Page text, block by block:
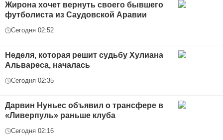
Жирона хочет вернуть своего бывшего
футболиста из Саудовской Аравии
Сегодня 02:52
Неделя, которая решит судьбу Хулиана
Альвареса, началась
Сегодня 02:35
Дарвин Нуньес объявил о трансфере в
«Ливерпуль» раньше клуба
Сегодня 02:16